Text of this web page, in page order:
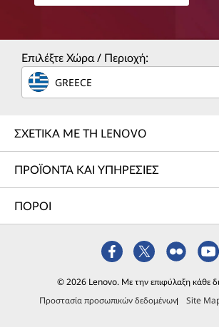
Επιλέξτε Χώρα / Περιοχή:
GREECE
ΣΧΕΤΙΚΑ ΜΕ ΤΗ LENOVO
ΠΡΟΪΟΝΤΑ ΚΑΙ ΥΠΗΡΕΣΙΕΣ
ΠΟΡΟΙ
© 2026 Lenovo. Με την επιφύλαξη κάθε
Προστασία προσωπικών δεδομένων
Site